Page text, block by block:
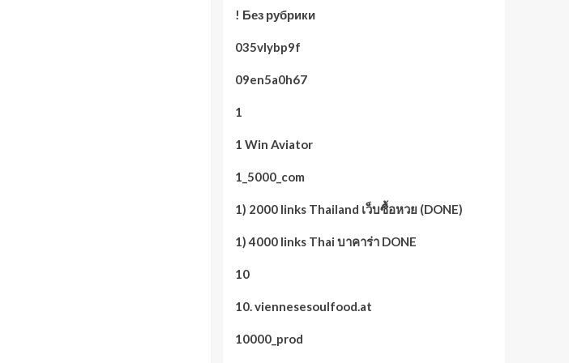
! Без рубрики
035vlybp9f
09en5a0h67
1
1 Win Aviator
1_5000_com
1) 2000 links Thailand เว็บซื้อหวย (DONE)
1) 4000 links Thai บาคาร่า DONE
10
10. viennesesoulfood.at
10000_prod